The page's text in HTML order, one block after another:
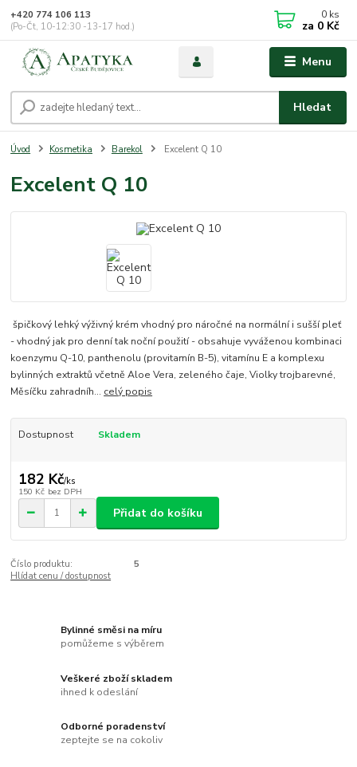
Menu
Hledat
+420 774 106 113
(Po-Čt, 10-12:30 -13-17 hod.)
0 ks
za 0 Kč
Úvod Kosmetika Barekol Excelent Q 10
Excelent Q 10
špičkový lehký výživný krém vhodný pro náročné na normální i sušší pleť
- vhodný jak pro denní tak noční použití - obsahuje vyváženou kombinaci
koenzymu Q-10, panthenolu (provitamín B-5), vitamínu E a komplexu
bylinných extraktů včetně Aloe Vera, zeleného čaje, Violky trojbarevné,
Měsíčku zahradníh... celý popis
Dostupnost Skladem
182 Kč/ks
150 Kč bez DPH
Přidat do košíku
Číslo produktu:
5
Hlídat cenu / dostupnost
Bylinné směsi na míru
pomůžeme s výběrem
Veškeré zboží skladem
ihned k odeslání
Odborné poradenství
zeptejte se na cokoliv